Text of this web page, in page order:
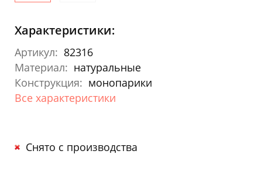
Характеристики:
Артикул: 82316
Материал: натуральные
Конструкция: монопарики
Все характеристики
Снято с производства